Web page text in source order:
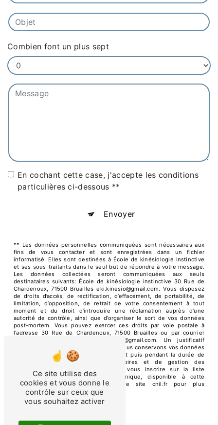
Combien font un plus sept
En cochant cette case, j'accepte les conditions
particulières ci-dessous **
Envoyer
** Les données personnelles communiquées sont nécessaires aux
fins de vous contacter et sont enregistrées dans un fichier
informatisé. Elles sont destinées à École de kinésiologie instinctive
et ses sous-traitants dans le seul but de répondre à votre message.
Les données collectées seront communiquées aux seuls
destinataires suivants: École de kinésiologie instinctive 30 Rue de
Chardenoux, 71500 Bruailles eki.kinesio@gmail.com. Vous disposez
de droits d’accès, de rectification, d’effacement, de portabilité, de
limitation, d’opposition, de retrait de votre consentement à tout
moment et du droit d’introduire une réclamation auprès d’une
autorité de contrôle, ainsi que d’organiser le sort de vos données
post-mortem. Vous pouvez exercer ces droits par voie postale à
l'adresse 30 Rue de Chardenoux, 71500 Bruailles ou par courrier
électronique à l'adresse eki.kinesio@gmail.com. Un justificatif
d'identité pourra vous être demandé. Nous conservons vos données
pendant la période de prise de contact puis pendant la durée de
prescription légale aux fins probatoires et de gestion des
contentieux. Vous avez le droit de vous inscrire sur la liste
d'opposition au démarchage téléphonique, disponible à cette
adresse: Bloctel.gouv.fr. Consultez le site cnil.fr pour plus
d’informations sur vos droits.
Ce site utilise des
cookies et vous donne le
contrôle sur ceux que
vous souhaitez activer